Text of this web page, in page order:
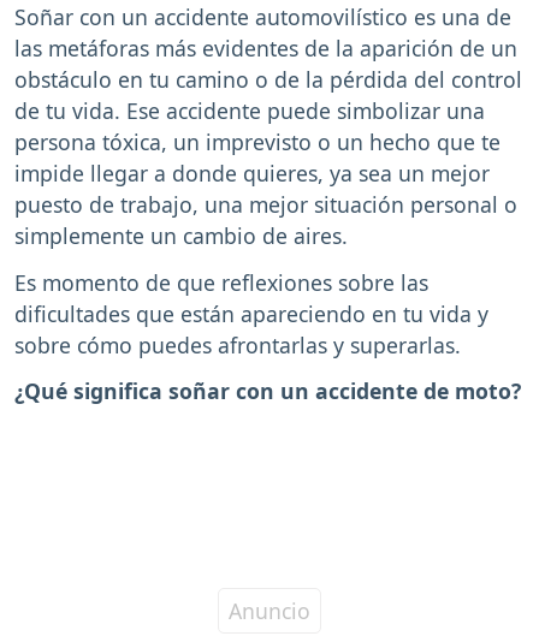
Soñar con un accidente automovilístico es una de
las metáforas más evidentes de la aparición de un
obstáculo en tu camino o de la pérdida del control
de tu vida. Ese accidente puede simbolizar una
persona tóxica, un imprevisto o un hecho que te
impide llegar a donde quieres, ya sea un mejor
puesto de trabajo, una mejor situación personal o
simplemente un cambio de aires.
Es momento de que reflexiones sobre las
dificultades que están apareciendo en tu vida y
sobre cómo puedes afrontarlas y superarlas.
¿Qué significa soñar con un accidente de moto?